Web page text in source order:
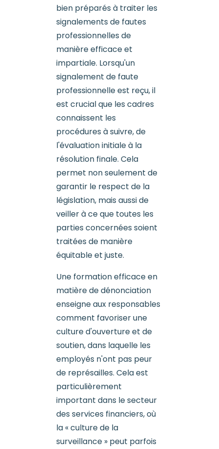
bien préparés à traiter les
signalements de fautes
professionnelles de
manière efficace et
impartiale. Lorsqu'un
signalement de faute
professionnelle est reçu, il
est crucial que les cadres
connaissent les
procédures à suivre, de
l'évaluation initiale à la
résolution finale. Cela
permet non seulement de
garantir le respect de la
législation, mais aussi de
veiller à ce que toutes les
parties concernées soient
traitées de manière
équitable et juste.
Une formation efficace en
matière de dénonciation
enseigne aux responsables
comment favoriser une
culture d'ouverture et de
soutien, dans laquelle les
employés n'ont pas peur
de représailles. Cela est
particulièrement
important dans le secteur
des services financiers, où
la « culture de la
surveillance » peut parfois